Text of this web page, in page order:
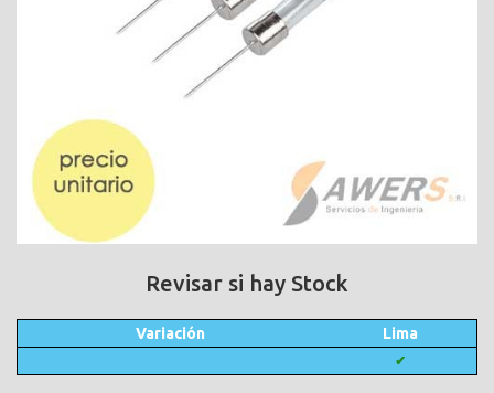
Revisar si hay Stock
Variación Lima
✔